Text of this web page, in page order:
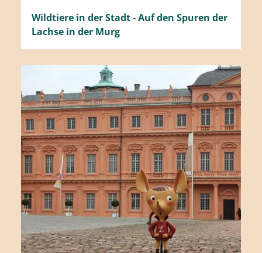
Wildtiere in der Stadt - Auf den Spuren der
Lachse in der Murg